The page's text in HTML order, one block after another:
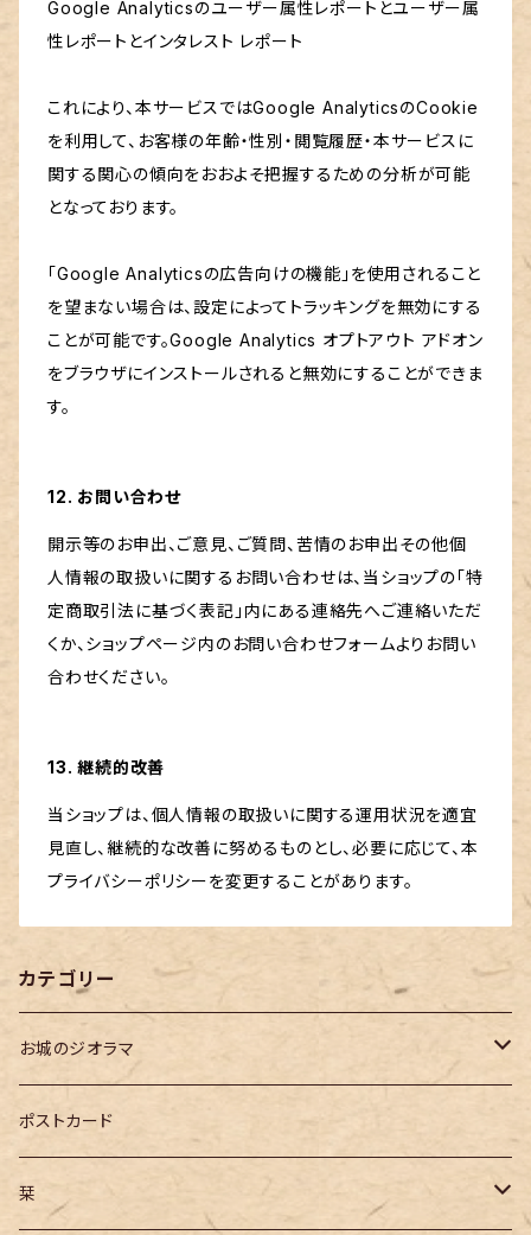
Google Analyticsのユーザー属性レポートとユーザー属
性レポートとインタレスト レポート
これにより、本サービスではGoogle AnalyticsのCookie
を利用して、お客様の年齢・性別・閲覧履歴・本サービスに
関する関心の傾向をおおよそ把握するための分析が可能
となっております。
「Google Analyticsの広告向けの機能」を使用されること
を望まない場合は、設定によってトラッキングを無効にする
ことが可能です。Google Analytics オプトアウト アドオン
をブラウザにインストールされると無効にすることができま
す。
12. お問い合わせ
開示等のお申出、ご意見、ご質問、苦情のお申出その他個
人情報の取扱いに関するお問い合わせは、当ショップの「特
定商取引法に基づく表記」内にある連絡先へご連絡いただ
くか、ショップページ内のお問い合わせフォームよりお問い
合わせください。
13. 継続的改善
当ショップは、個人情報の取扱いに関する運用状況を適宜
見直し、継続的な改善に努めるものとし、必要に応じて、本
プライバシーポリシーを変更することがあります。
カテゴリー
お城のジオラマ
コレクションケース付き ジオラマ
長野県の城跡
ポストカード
栞